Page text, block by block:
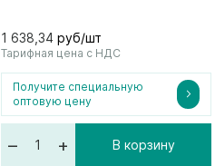
1 638,34 руб/шт
Тарифная цена с НДС
Получите специальную
оптовую цену
– + В корзину